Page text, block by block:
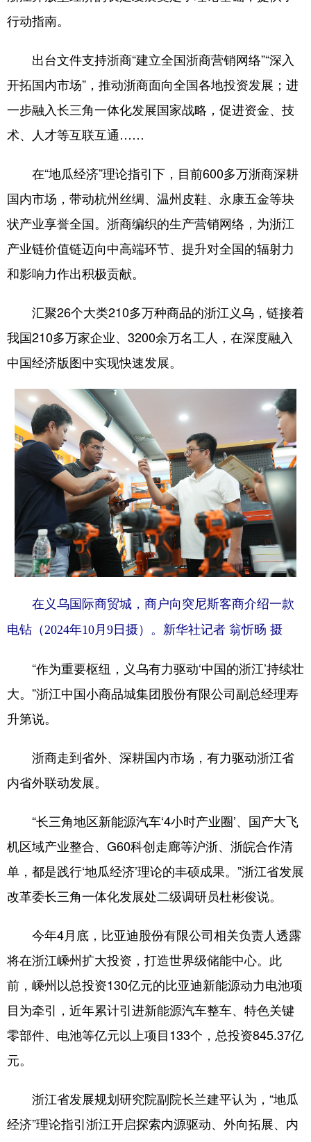
行动指南。
出台文件支持浙商“建立全国浙商营销网络”“深入
开拓国内市场”，推动浙商面向全国各地投资发展；进
一步融入长三角一体化发展国家战略，促进资金、技
术、人才等互联互通……
在“地瓜经济”理论指引下，目前600多万浙商深耕
国内市场，带动杭州丝绸、温州皮鞋、永康五金等块
状产业享誉全国。浙商编织的生产营销网络，为浙江
产业链价值链迈向中高端环节、提升对全国的辐射力
和影响力作出积极贡献。
汇聚26个大类210多万种商品的浙江义乌，链接着
我国210多万家企业、3200余万名工人，在深度融入
中国经济版图中实现快速发展。
在义乌国际商贸城，商户向突尼斯客商介绍一款
电钻（2024年10月9日摄）。新华社记者 翁忻旸 摄
“作为重要枢纽，义乌有力驱动‘中国的浙江’持续壮
大。”浙江中国小商品城集团股份有限公司副总经理寿
升第说。
浙商走到省外、深耕国内市场，有力驱动浙江省
内省外联动发展。
“长三角地区新能源汽车‘4小时产业圈’、国产大飞
机区域产业整合、G60科创走廊等沪浙、浙皖合作清
单，都是践行‘地瓜经济’理论的丰硕成果。”浙江省发展
改革委长三角一体化发展处二级调研员杜彬俊说。
今年4月底，比亚迪股份有限公司相关负责人透露
将在浙江嵊州扩大投资，打造世界级储能中心。此
前，嵊州以总投资130亿元的比亚迪新能源动力电池项
目为牵引，近年累计引进新能源汽车整车、特色关键
零部件、电池等亿元以上项目133个，总投资845.37亿
元。
浙江省发展规划研究院副院长兰建平认为，“地瓜
经济”理论指引浙江开启探索内源驱动、外向拓展、内